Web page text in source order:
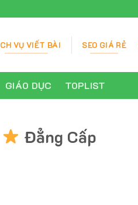
VỤ VIẾT BÀI SEO GIÁ RẺ
GIÁO DỤC TOPLIST
Đẳng Cấp